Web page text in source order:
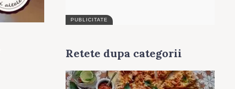
Retete dupa categorii